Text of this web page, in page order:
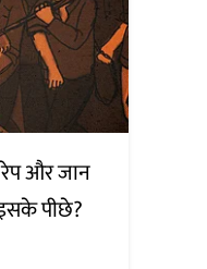
और जान
पीछे?